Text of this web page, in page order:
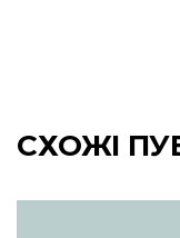
СХОЖІ